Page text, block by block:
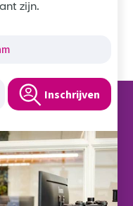
zijn.
Inschrijven